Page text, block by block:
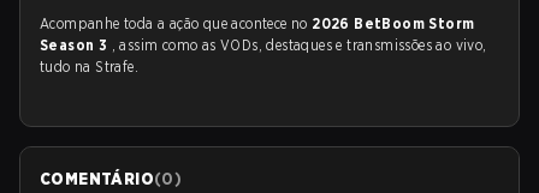
Acompanhe toda a ação que acontece no 2026 BetBoom Storm
Season 3 , assim como as VODs, destaques e transmissões ao vivo,
tudo na Strafe.
COMENTÁRIO(0)